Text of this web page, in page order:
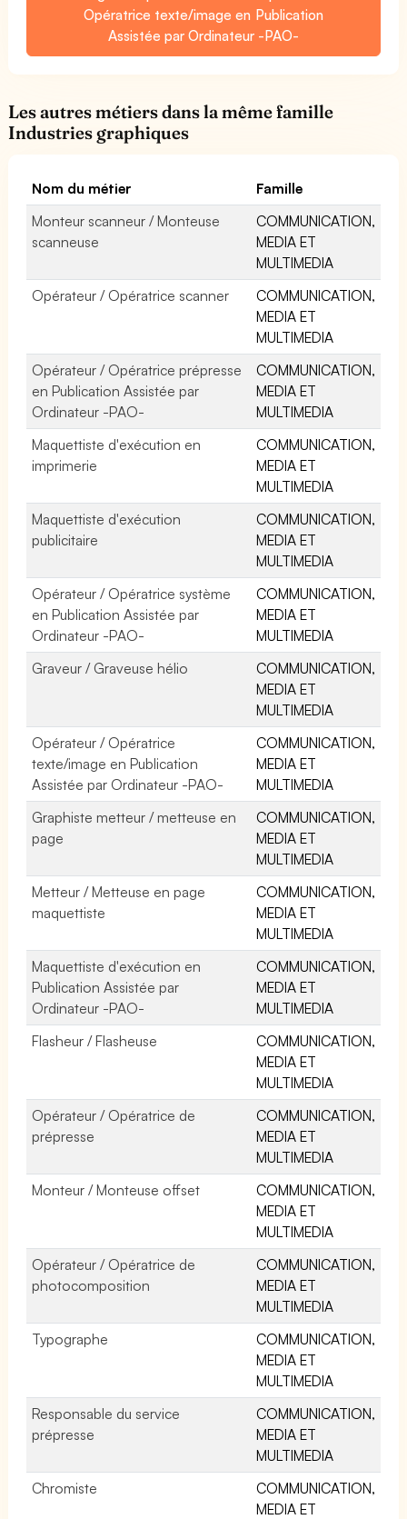
Opératrice texte/image en Publication
Assistée par Ordinateur -PAO-
Les autres métiers dans la même famille
Industries graphiques
Nom du métier
Famille
Monteur scanneur / Monteuse
scanneuse
COMMUNICATION,
MEDIA ET
MULTIMEDIA
Opérateur / Opératrice scanner
COMMUNICATION,
MEDIA ET
MULTIMEDIA
Opérateur / Opératrice prépresse
en Publication Assistée par
Ordinateur -PAO-
COMMUNICATION,
MEDIA ET
MULTIMEDIA
Maquettiste d'exécution en
imprimerie
COMMUNICATION,
MEDIA ET
MULTIMEDIA
Maquettiste d'exécution
publicitaire
COMMUNICATION,
MEDIA ET
MULTIMEDIA
Opérateur / Opératrice système
en Publication Assistée par
Ordinateur -PAO-
COMMUNICATION,
MEDIA ET
MULTIMEDIA
Graveur / Graveuse hélio
COMMUNICATION,
MEDIA ET
MULTIMEDIA
Opérateur / Opératrice
texte/image en Publication
Assistée par Ordinateur -PAO-
COMMUNICATION,
MEDIA ET
MULTIMEDIA
Graphiste metteur / metteuse en
page
COMMUNICATION,
MEDIA ET
MULTIMEDIA
Metteur / Metteuse en page
maquettiste
COMMUNICATION,
MEDIA ET
MULTIMEDIA
Maquettiste d'exécution en
Publication Assistée par
Ordinateur -PAO-
COMMUNICATION,
MEDIA ET
MULTIMEDIA
Flasheur / Flasheuse
COMMUNICATION,
MEDIA ET
MULTIMEDIA
Opérateur / Opératrice de
prépresse
COMMUNICATION,
MEDIA ET
MULTIMEDIA
Monteur / Monteuse offset
COMMUNICATION,
MEDIA ET
MULTIMEDIA
Opérateur / Opératrice de
photocomposition
COMMUNICATION,
MEDIA ET
MULTIMEDIA
Typographe
COMMUNICATION,
MEDIA ET
MULTIMEDIA
Responsable du service
prépresse
COMMUNICATION,
MEDIA ET
MULTIMEDIA
Chromiste
COMMUNICATION,
MEDIA ET